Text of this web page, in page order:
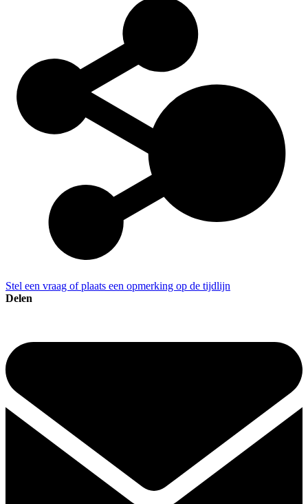
Stel een vraag of plaats een opmerking op de tijdlijn
Delen